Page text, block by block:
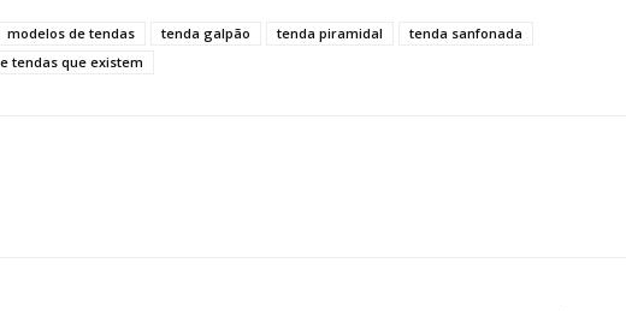
modelos de tendas tenda galpão tenda piramidal
tenda sanfonada
tendas que existem